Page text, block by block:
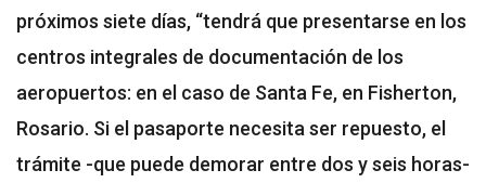
próximos siete días, “tendrá que presentarse en los
centros integrales de documentación de los
aeropuertos: en el caso de Santa Fe, en Fisherton,
Rosario. Si el pasaporte necesita ser repuesto, el
trámite -que puede demorar entre dos y seis horas-